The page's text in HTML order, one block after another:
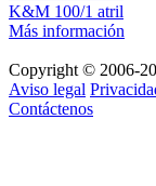
K&M 100/1 atril
Más información
Copyright © 2006-
Aviso legal
Contáctenos